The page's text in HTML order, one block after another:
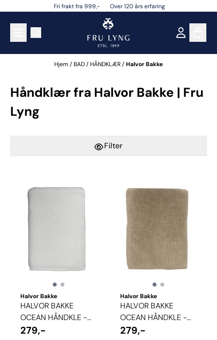
Hopp til innholdFri frakt fra 999,- Over 120 års erfaring
Hjem /BAD/HÅNDKLÆR/Halvor Bakke
Håndklær fra Halvor Bakke | Fru
Lyng
Filter
Halvor Bakke
HALVOR BAKKE
OCEAN HÅNDKLE -
HVIT
279,-
Halvor Bakke
HALVOR BAKKE
OCEAN HÅNDKLE -
PURE CASHMERE
279,-